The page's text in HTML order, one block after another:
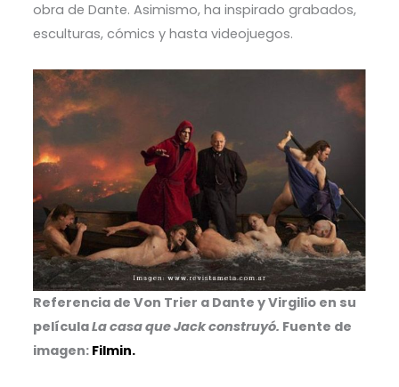
obra de Dante. Asimismo, ha inspirado grabados,
esculturas, cómics y hasta videojuegos.
Referencia de Von Trier a Dante y Virgilio en su
películaLa casa que Jack construyó. Fuente de
imagen: Filmin.